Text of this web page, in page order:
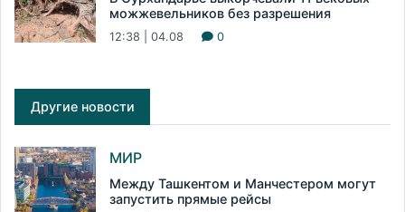
можжевельников без разрешения
12:38 | 04.08 0
Другие новости
МИР
Между Ташкентом и Манчестером могут
запустить прямые рейсы